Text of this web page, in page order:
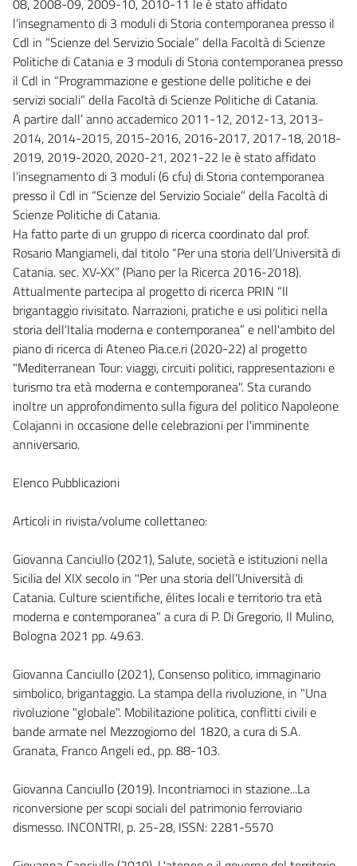
l’insegnamento di 3 moduli di Storia contemporanea presso il
Cdl in “Scienze del Servizio Sociale” della Facoltà di Scienze
Politiche di Catania e 3 moduli di Storia contemporanea presso
il Cdl in “Programmazione e gestione delle politiche e dei
servizi sociali” della Facoltà di Scienze Politiche di Catania.
A partire dall’ anno accademico 2011-12, 2012-13, 2013-
2014, 2014-2015, 2015-2016, 2016-2017, 2017-18, 2018-
2019, 2019-2020, 2020-21, 2021-22 le è stato affidato
l’insegnamento di 3 moduli (6 cfu) di Storia contemporanea
presso il Cdl in “Scienze del Servizio Sociale” della Facoltà di
Scienze Politiche di Catania.
Ha fatto parte di un gruppo di ricerca coordinato dal prof.
Rosario Mangiameli, dal titolo “Per una storia dell’Università di
Catania. sec. XV-XX” (Piano per la Ricerca 2016-2018).
Attualmente partecipa al progetto di ricerca PRIN “Il
brigantaggio rivisitato. Narrazioni, pratiche e usi politici nella
storia dell'Italia moderna e contemporanea” e nell'ambito del
piano di ricerca di Ateneo Pia.ce.ri (2020-22) al progetto
"Mediterranean Tour: viaggi, circuiti politici, rappresentazioni e
turismo tra età moderna e contemporanea". Sta curando
inoltre un approfondimento sulla figura del politico Napoleone
Colajanni in occasione delle celebrazioni per l'imminente
anniversario.
Elenco Pubblicazioni
Articoli in rivista/volume collettaneo:
Giovanna Canciullo (2021), Salute, società e istituzioni nella
Sicilia del XIX secolo in "Per una storia dell’Università di
Catania. Culture scientifiche, élites locali e territorio tra età
moderna e contemporanea" a cura di P. Di Gregorio, Il Mulino,
Bologna 2021 pp. 49.63.
Giovanna Canciullo (2021), Consenso politico, immaginario
simbolico, brigantaggio. La stampa della rivoluzione, in "Una
rivoluzione "globale". Mobilitazione politica, conflitti civili e
bande armate nel Mezzogiorno del 1820, a cura di S.A.
Granata, Franco Angeli ed., pp. 88-103.
Giovanna Canciullo (2019). Incontriamoci in stazione...La
riconversione per scopi sociali del patrimonio ferroviario
dismesso. INCONTRI, p. 25-28, ISSN: 2281-5570